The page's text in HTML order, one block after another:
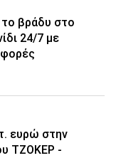
βράδυ στο
24/7 με
ευρώ στην
ΤΖΟΚΕΡ -